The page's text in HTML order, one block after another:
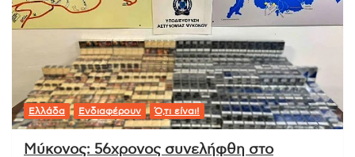
Ελλάδα Ενδιαφέρουν Ό,τι είναι!
Μύκονος: 56χρονος συνελήφθη στο